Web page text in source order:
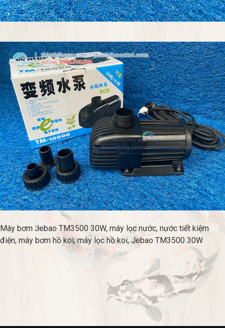
Máy bơm Jebao TM3500 30W, máy lọc nước, nước tiết kiệm
điện, máy bơm hồ koi, máy lọc hồ koi, Jebao TM3500 30W